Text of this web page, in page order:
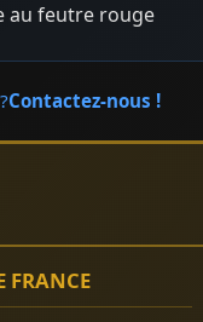
au feutre rouge
Contactez-nous !